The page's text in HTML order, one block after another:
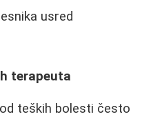
usred
terapeuta
teških bolesti često